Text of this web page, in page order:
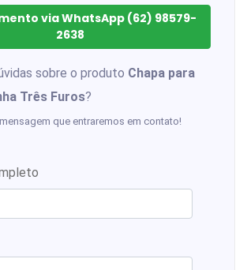
via WhatsApp (62) 98579-
2638
sobre o produto Chapa para
Três Furos?
que entraremos em contato!